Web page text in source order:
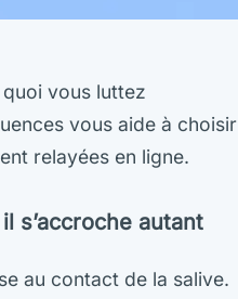
vous luttez
vous aide à choisir
relayées en ligne.
s’accroche autant
au contact de la salive.